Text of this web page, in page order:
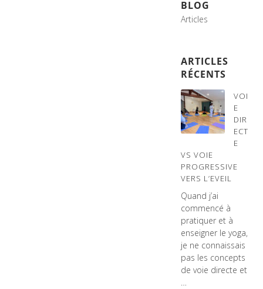
BLOG
Articles
ARTICLES
RÉCENTS
VOI
E
DIR
ECT
E
VS VOIE
PROGRESSIVE
VERS L’EVEIL
Quand j’ai
commencé à
pratiquer et à
enseigner le yoga,
je ne connaissais
pas les concepts
de voie directe et
…